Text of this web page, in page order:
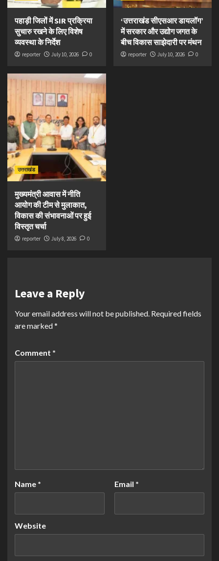
पहाड़ी जिलों में SIR प्रक्रिया
सुचारु रखने के लिए विशेष
व्यवस्था के निर्देश
reporter July 10, 2026 0
‘उत्तराखंड सीएसआर डायलॉग’
में सरकार और उद्योग जगत के
बीच विकास साझेदारी पर मंथन
reporter July 10, 2026 0
उत्तराखंड
मुख्यमंत्री आवास में नीति
आयोग की टीम से मुलाकात,
विकास की संभावनाओं पर हुई
विस्तृत चर्चा
reporter July 8, 2026 0
Leave a Reply
Your email address will not be published. Required fields
are marked*
Comment *
Name * Email *
Website